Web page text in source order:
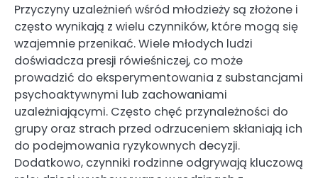
Przyczyny uzależnień wśród młodzieży są złożone i
często wynikają z wielu czynników, które mogą się
wzajemnie przenikać. Wiele młodych ludzi
doświadcza presji rówieśniczej, co może
prowadzić do eksperymentowania z substancjami
psychoaktywnymi lub zachowaniami
uzależniającymi. Często chęć przynależności do
grupy oraz strach przed odrzuceniem skłaniają ich
do podejmowania ryzykownych decyzji.
Dodatkowo, czynniki rodzinne odgrywają kluczową